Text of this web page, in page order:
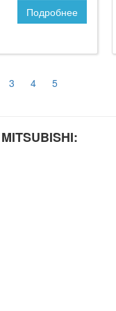
Подробнее
3 4 5